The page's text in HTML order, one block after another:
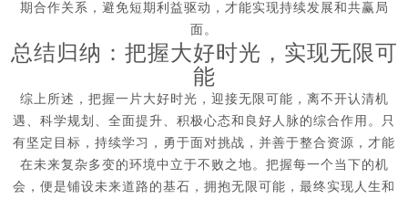
期合作关系，避免短期利益驱动，才能实现持续发展和共赢局
面。
总结归纳：把握大好时光，实现无限可
能
综上所述，把握一片大好时光，迎接无限可能，离不开认清机
遇、科学规划、全面提升、积极心态和良好人脉的综合作用。只
有坚定目标，持续学习，勇于面对挑战，并善于整合资源，才能
在未来复杂多变的环境中立于不败之地。把握每一个当下的机
会，便是铺设未来道路的基石，拥抱无限可能，最终实现人生和